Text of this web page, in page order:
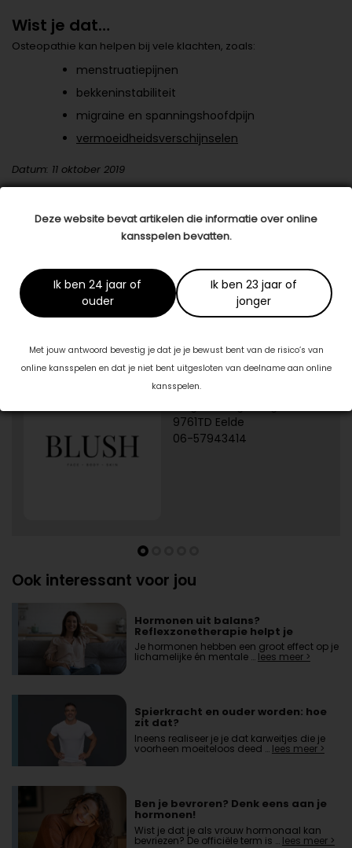
Deze website bevat artikelen die informatie over online
kansspelen bevatten.
Ik ben 24 jaar of
ouder
Ik ben 23 jaar of
jonger
Met jouw antwoord bevestig je dat je je bewust bent van de risico’s van
online kansspelen en dat je niet bent uitgesloten van deelname aan online
kansspelen.
Wist je dat…
Osteopathie kan helpen bij vele klachten, zoals:
menstruatiepijnen
bekkeninstabiliteit
migraine en spanningshoofdpijn
vermoeidheidsverschijnselen
Datum: 11 oktober 2019
Osteopathie Zaanstad
Blush Skin Clinic
9761TD Eelde
06-57943414
Ook interessant voor jou
Hormonen uit balans?
Reflexzonetherapie helpt je
herstellen
Je hormonen hebben een groot effect op je
lichamelijke én mentale … lees meer >
Spierkracht en ouder worden: hoe
zit dat?
Ineens realiseer je je dat karweitjes die je
voorheen moeiteloos deed … lees meer >
Ben je bevroren? Denk eens aan je
hormonen!
Wist je dat je als vrouw hormonaal kan
bevriezen? De officiële term is … lees meer >